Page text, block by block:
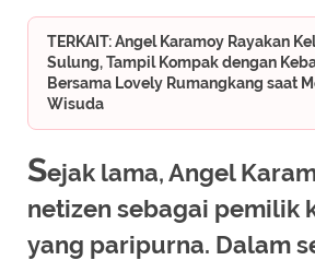
TERKAIT: Angel Karamoy Rayakan
Sulung, Tampil Kompak dengan
Bersama Lovely Rumangkang saat
Wisuda
Sejak lama, Angel
netizen sebagai pemilik
yang paripurna. Dalam